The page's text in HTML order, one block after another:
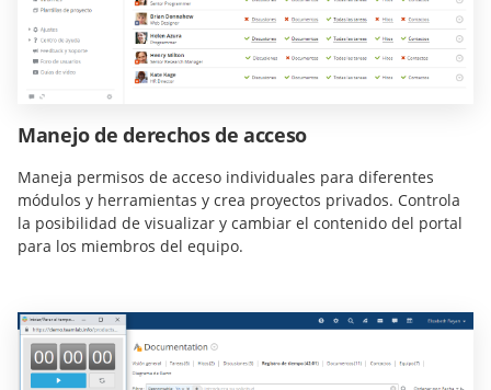
Manejo de derechos de acceso
Maneja permisos de acceso individuales para diferentes
módulos y herramientas y crea proyectos privados. Controla
la posibilidad de visualizar y cambiar el contenido del portal
para los miembros del equipo.